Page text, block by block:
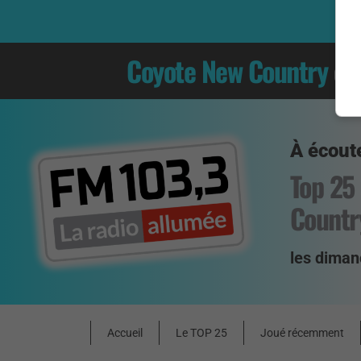
Coyote New Country
À
Top
les
Accueil Le TOP 25 Joué récemment